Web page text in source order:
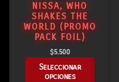
NISSA, WHO
SHAKES THE
WORLD (PROMO
PACK FOIL)
$5.500
Seleccionar
opciones